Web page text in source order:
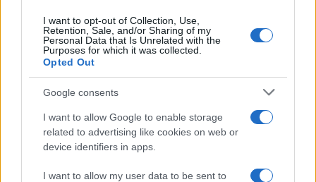
I want to opt-out of Collection, Use,
Retention, Sale, and/or Sharing of my
Personal Data that Is Unrelated with the
Purposes for which it was collected.
Opted Out
Google consents
I want to allow Google to enable storage
related to advertising like cookies on web or
device identifiers in apps.
I want to allow my user data to be sent to
Continua a leggere